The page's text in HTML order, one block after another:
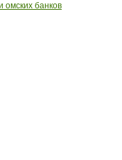
омских банков